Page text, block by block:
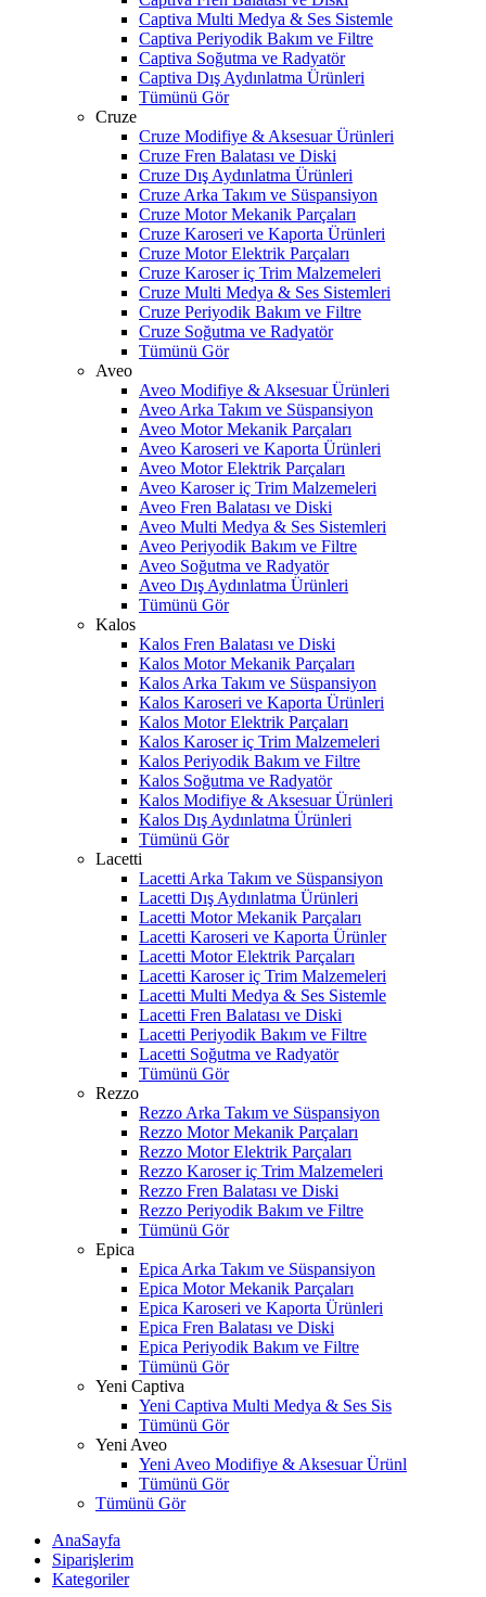
Captiva Multi Medya & Ses Sistemle
Captiva Periyodik Bakım ve Filtre
Captiva Soğutma ve Radyatör
Captiva Dış Aydınlatma Ürünleri
Tümünü Gör
Cruze
Cruze Modifiye & Aksesuar Ürünleri
Cruze Fren Balatası ve Diski
Cruze Dış Aydınlatma Ürünleri
Cruze Arka Takım ve Süspansiyon
Cruze Motor Mekanik Parçaları
Cruze Karoseri ve Kaporta Ürünleri
Cruze Motor Elektrik Parçaları
Cruze Karoser iç Trim Malzemeleri
Cruze Multi Medya & Ses Sistemleri
Cruze Periyodik Bakım ve Filtre
Cruze Soğutma ve Radyatör
Tümünü Gör
Aveo
Aveo Modifiye & Aksesuar Ürünleri
Aveo Arka Takım ve Süspansiyon
Aveo Motor Mekanik Parçaları
Aveo Karoseri ve Kaporta Ürünleri
Aveo Motor Elektrik Parçaları
Aveo Karoser iç Trim Malzemeleri
Aveo Fren Balatası ve Diski
Aveo Multi Medya & Ses Sistemleri
Aveo Periyodik Bakım ve Filtre
Aveo Soğutma ve Radyatör
Aveo Dış Aydınlatma Ürünleri
Tümünü Gör
Kalos
Kalos Fren Balatası ve Diski
Kalos Motor Mekanik Parçaları
Kalos Arka Takım ve Süspansiyon
Kalos Karoseri ve Kaporta Ürünleri
Kalos Motor Elektrik Parçaları
Kalos Karoser iç Trim Malzemeleri
Kalos Periyodik Bakım ve Filtre
Kalos Soğutma ve Radyatör
Kalos Modifiye & Aksesuar Ürünleri
Kalos Dış Aydınlatma Ürünleri
Tümünü Gör
Lacetti
Lacetti Arka Takım ve Süspansiyon
Lacetti Dış Aydınlatma Ürünleri
Lacetti Motor Mekanik Parçaları
Lacetti Karoseri ve Kaporta Ürünler
Lacetti Motor Elektrik Parçaları
Lacetti Karoser iç Trim Malzemeleri
Lacetti Multi Medya & Ses Sistemle
Lacetti Fren Balatası ve Diski
Lacetti Periyodik Bakım ve Filtre
Lacetti Soğutma ve Radyatör
Tümünü Gör
Rezzo
Rezzo Arka Takım ve Süspansiyon
Rezzo Motor Mekanik Parçaları
Rezzo Motor Elektrik Parçaları
Rezzo Karoser iç Trim Malzemeleri
Rezzo Fren Balatası ve Diski
Rezzo Periyodik Bakım ve Filtre
Tümünü Gör
Epica
Epica Arka Takım ve Süspansiyon
Epica Motor Mekanik Parçaları
Epica Karoseri ve Kaporta Ürünleri
Epica Fren Balatası ve Diski
Epica Periyodik Bakım ve Filtre
Tümünü Gör
Yeni Captiva
Yeni Captiva Multi Medya & Ses Sis
Tümünü Gör
Yeni Aveo
Yeni Aveo Modifiye & Aksesuar Ürünl
Tümünü Gör
Tümünü Gör
AnaSayfa
Siparişlerim
Kategoriler